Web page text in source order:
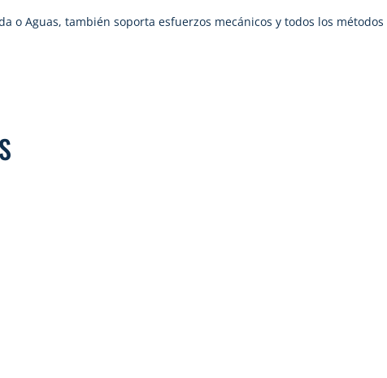
o Aguas, también soporta esfuerzos mecánicos y todos los